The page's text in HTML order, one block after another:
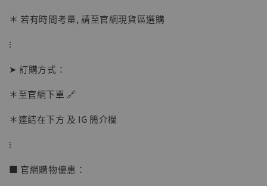
NT$ 1,500
NT$ 1,870
＊ 若有時間考量, 請至官網現貨區選購
⁝
➤ 訂購方式：
＊至官網下單 🔗
＊連結在下方 及 IG 簡介欄
⁝
■ 官網購物優惠：